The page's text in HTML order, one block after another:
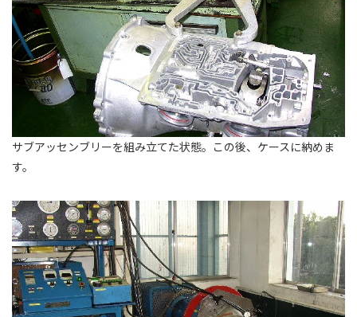
サブアッセンブリーを組み立てた状態。この後、ケースに納めま
す。